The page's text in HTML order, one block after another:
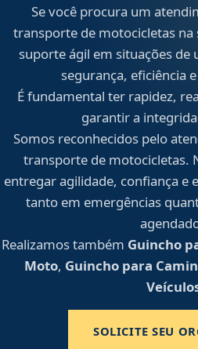
Se você procura um
transporte de motocicletas
suporte ágil em situações de
segurança, eficiência
É fundamental ter rapidez,
garantir a
Somos reconhecidos pelo
transporte de motocicletas.
entregar agilidade, confiança e
tanto em emergências
Realizamos também Guincho
Moto, Guincho para
SOLICITE SEU